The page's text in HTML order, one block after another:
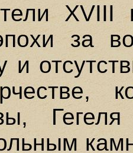
XVIII
за
и